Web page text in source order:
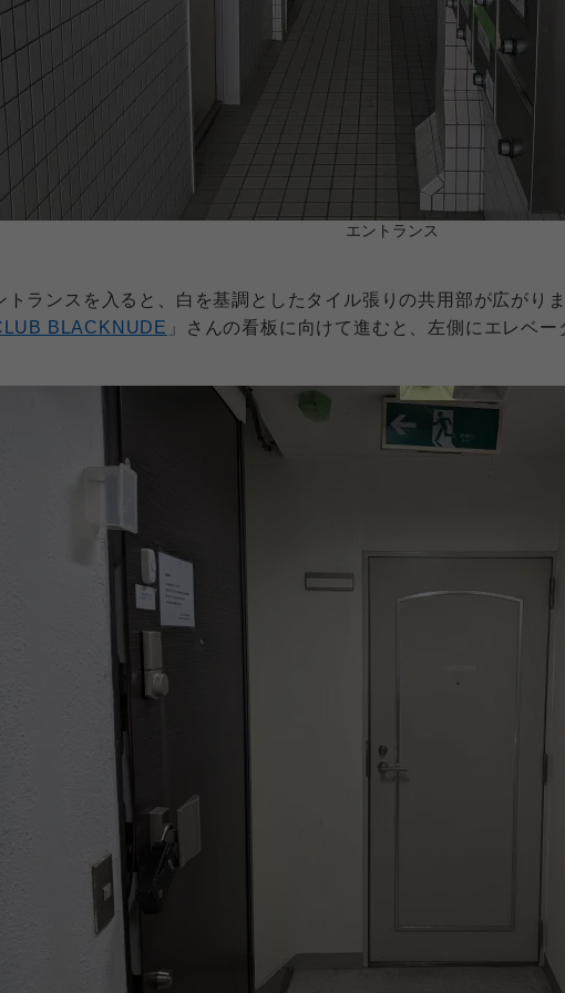
エントランス
トランスを入ると、白を基調としたタイル張りの共用部が広がり
BLACKNUDE 」さんの看板に向けて進むと、左側にエレベー